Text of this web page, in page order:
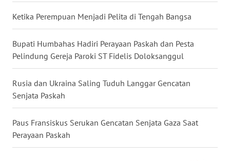
Ketika Perempuan Menjadi Pelita di Tengah Bangsa
Bupati Humbahas Hadiri Perayaan Paskah dan Pesta
Pelindung Gereja Paroki ST Fidelis Doloksanggul
Rusia dan Ukraina Saling Tuduh Langgar Gencatan
Senjata Paskah
Paus Fransiskus Serukan Gencatan Senjata Gaza Saat
Perayaan Paskah
TOBA
WN
NIAS
WN
LANGKAT
WN
TAPANULI